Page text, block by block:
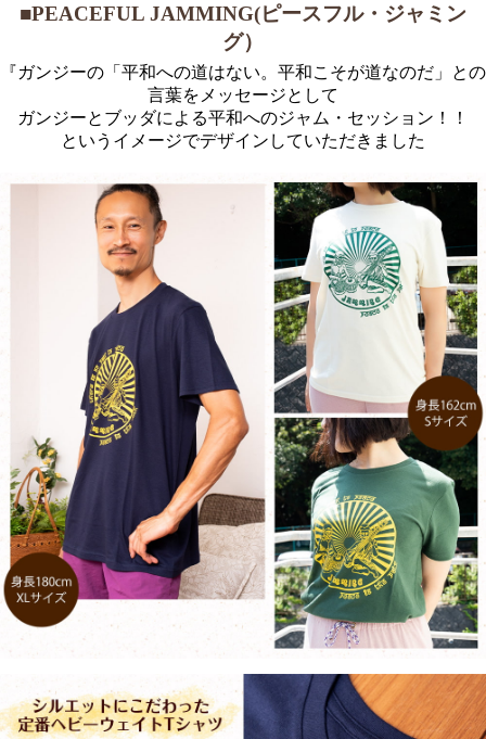
■PEACEFUL JAMMING(ピースフル・ジャミン
グ）
『ガンジーの「平和への道はない。平和こそが道なのだ」との
言葉をメッセージとして
ガンジーとブッダによる平和へのジャム・セッション！！
というイメージでデザインしていただきました